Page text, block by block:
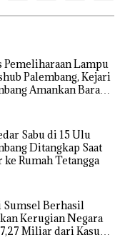
Pemeliharaan Lampu
Palembang, Kejari
Amankan Barang
Sabu di 15 Ulu
Ditangkap Saat
ke Rumah Tetangga
Sumsel Berhasil
Kerugian Negara
Miliar dari Kasus